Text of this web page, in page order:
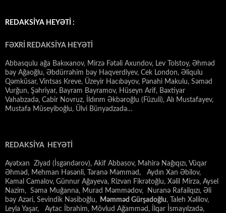
REDAKSİYA HEYƏTİ :
FƏXRİ REDAKSİYA HEYƏTİ
Abbasqulu ağa Bakıxanov, Mirzə Fətəli Axundov, Lev Tolstoy, Əhməd
bəy Ağaoğlu, Əbdürrəhim bəy Haqverdiyev, Cek London, Əliqulu
Qəmküsar, Vintsas Kreve, Üzeyir Hacıbəyov, Pənahi Makulu, Səməd
Vurğun, Şəhriyar, Bayram Bayramov, Hüseyn Arif, Bəxtiyar
Vahabzadə, Cabir Novruz, İldırım Əkbəroğlu (Füzuli), Alı Mustafayev,
Mustafa Müseyiboğlu, Ülvi Bünyadzadə…
REDAKSİYA HEYƏTİ
Ayətxan Ziyad (İsgəndərov), Akif Abbasov, Mahirə Nağıqızı, Vüqar
Əhməd, Mehman Həsənli, Təranə Məmməd, Aydın Xan Əbilov,
Kamal Camalov, Günnur Ağayeva, Rizvan Fikrətoğlu, Xəlil Mirzə, Aysel
Nazim, Səma Muğanna, Murad Məmmədov, Nuranə Rafailqızı, Əli
bəy Azəri, Sevindik Nəsiboğlu, Məmməd Gürşadoğlu, Taleh Xəlilov,
Leyla Yaşar, Aytac İbrahim, Mövlud Ağamməd, İlqar İsmayılzadə,